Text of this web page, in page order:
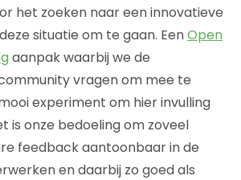
het zoeken naar een innovatieve
situatie om te gaan. EenOpen
aanpak waarbij we de
vragen om mee te
experiment om hier invulling
is onze bedoeling om zoveel
feedback aantoonbaar in de
en daarbij zo goed als